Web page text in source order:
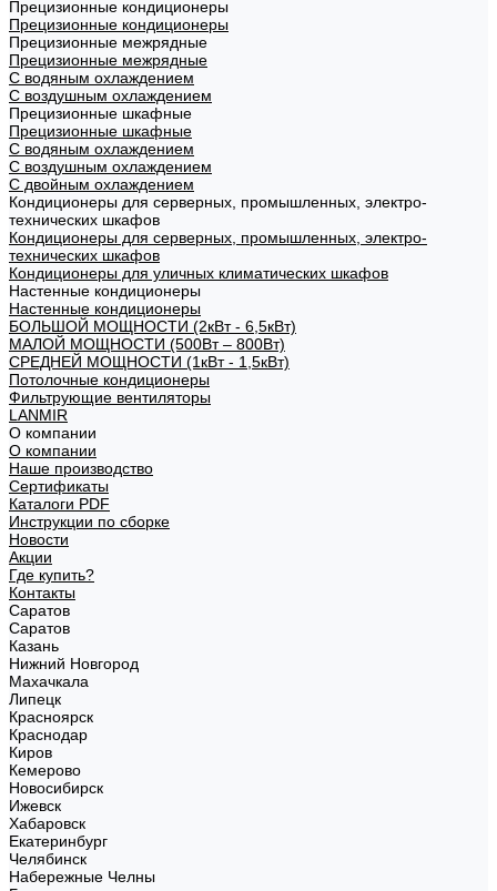
Прецизионные кондиционеры
Прецизионные кондиционеры
Прецизионные межрядные
Прецизионные межрядные
С водяным охлаждением
С воздушным охлаждением
Прецизионные шкафные
Прецизионные шкафные
С водяным охлаждением
С воздушным охлаждением
С двойным охлаждением
Кондиционеры для серверных, промышленных, электро-
технических шкафов
Кондиционеры для серверных, промышленных, электро-
технических шкафов
Кондиционеры для уличных климатических шкафов
Настенные кондиционеры
Настенные кондиционеры
БОЛЬШОЙ МОЩНОСТИ (2кВт - 6,5кВт)
МАЛОЙ МОЩНОСТИ (500Вт – 800Вт)
СРЕДНЕЙ МОЩНОСТИ (1кВт - 1,5кВт)
Потолочные кондиционеры
Фильтрующие вентиляторы
LANMIR
О компании
О компании
Наше производство
Сертификаты
Каталоги PDF
Инструкции по сборке
Новости
Акции
Где купить?
Контакты
Саратов
Саратов
Казань
Нижний Новгород
Махачкала
Липецк
Красноярск
Краснодар
Киров
Кемерово
Новосибирск
Ижевск
Хабаровск
Екатеринбург
Челябинск
Набережные Челны